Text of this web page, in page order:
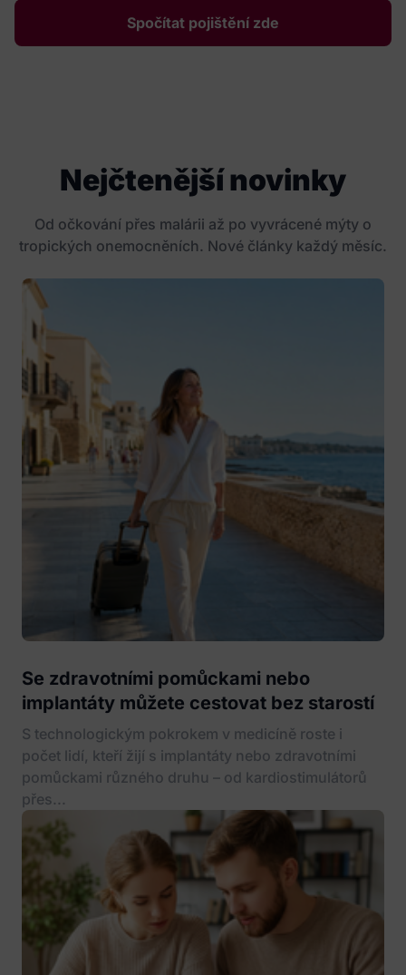
Spočítat pojištění zde
Nejčtenější novinky
Od očkování přes malárii až po vyvrácené mýty o
tropických onemocněních. Nové články každý měsíc.
Se zdravotními pomůckami nebo
implantáty můžete cestovat bez starostí
S technologickým pokrokem v medicíně roste i
počet lidí, kteří žijí s implantáty nebo zdravotními
pomůckami různého druhu – od kardiostimulátorů
přes...